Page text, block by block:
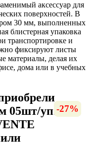
аксессуар для
поверхностей. В
30 мм, выполненных
блистерная упаковка
транспортировке и
фиксируют листы
материалы, делая их
дома или в учебных
05шт/уп.-14%
-14%
-14%
-8%
-13%
-12%
-10%
-11%
-16%
-12%
-66%
-10%
-27%